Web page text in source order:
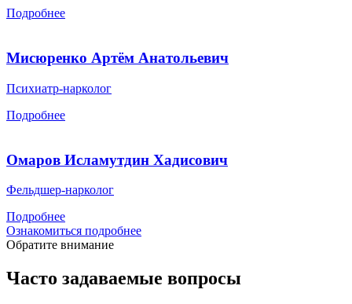
Подробнее
Мисюренко Артём Анатольевич
Психиатр-нарколог
Подробнее
Омаров Исламутдин Хадисович
Фельдшер-нарколог
Подробнее
Ознакомиться подробнее
Обратите внимание
Часто задаваемые вопросы